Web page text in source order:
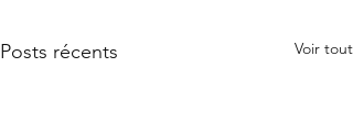
Posts récents Voir tout